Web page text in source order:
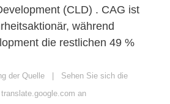
(CLD) . CAG ist
während
die restlichen 49 %
der Quelle | Sehen Sie sich die
an